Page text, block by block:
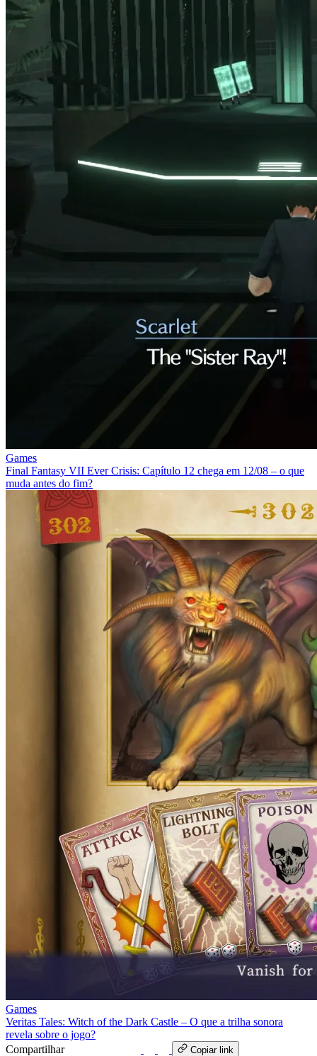
Games
Final Fantasy VII Ever Crisis: Capítulo 12 chega em 12/08 – o que
muda antes do fim?
Games
Veritas Tales: Witch of the Dark Castle – O que a trilha sonora
revela sobre o jogo?
Compartilhar
Copiar link